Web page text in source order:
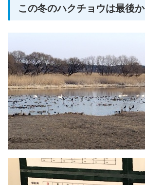
この冬のハクチョウは最後か